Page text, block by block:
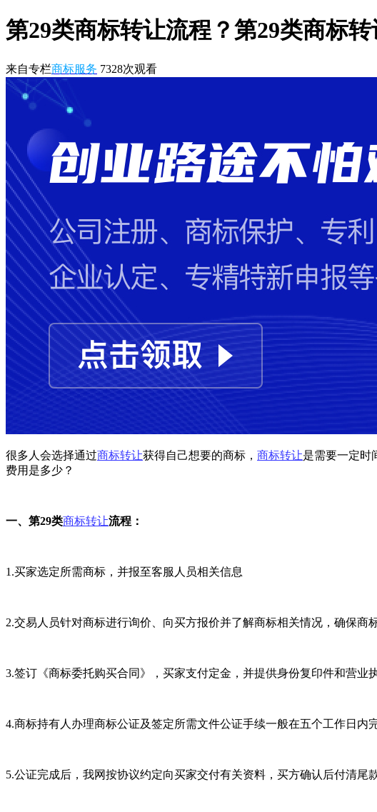
第29类商标转让流程？第29类商标转
来自专栏商标服务 7328次观看
很多人会选择通过商标转让获得自己想要的商标， 商标转让是需要一定时
费用是多少？
一、第29类商标转让流程：
1.买家选定所需商标，并报至客服人员相关信息
2.交易人员针对商标进行询价、向买方报价并了解商标相关情况，确保商
3.签订《商标委托购买合同》，买家支付定金，并提供身份复印件和营业
4.商标持有人办理商标公证及签定所需文件公证手续一般在五个工作日内
5.公证完成后，我网按协议约定向买家交付有关资料，买方确认后付清尾